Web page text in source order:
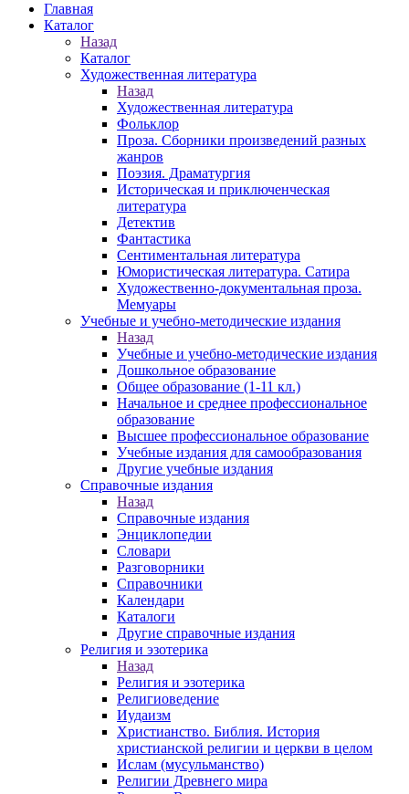
Главная
Каталог
Назад
Каталог
Художественная литература
Назад
Художественная литература
Фольклор
Проза. Сборники произведений разных
жанров
Поэзия. Драматургия
Историческая и приключенческая
литература
Детектив
Фантастика
Сентиментальная литература
Юмористическая литература. Сатира
Художественно-документальная проза.
Мемуары
Учебные и учебно-методические издания
Назад
Учебные и учебно-методические издания
Дошкольное образование
Общее образование (1-11 кл.)
Начальное и среднее профессиональное
образование
Высшее профессиональное образование
Учебные издания для самообразования
Другие учебные издания
Справочные издания
Назад
Справочные издания
Энциклопедии
Словари
Разговорники
Справочники
Календари
Каталоги
Другие справочные издания
Религия и эзотерика
Назад
Религия и эзотерика
Религиоведение
Иудаизм
Христианство. Библия. История
христианской религии и церкви в целом
Ислам (мусульманство)
Религии Древнего мира